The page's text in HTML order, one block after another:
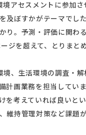
アセスメントに参加
ぼすかがテーマでした
。予測・評価に関
を超えて、とりま
、生活環境の調査・
画業務を担当してい
考えていれば良いと
持管理対策など課題